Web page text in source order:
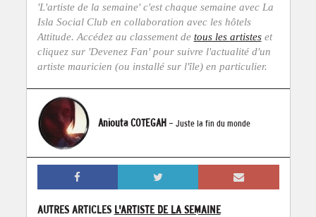
'L'artiste de la semaine' c'est chaque semaine avec La
Isla Social Club en collaboration avec les hôtels
Attitude. Accédez au classement de tous les artisteset
cliquez sur 'Devenez Fan' pour suivre l'actualité d'un
artiste mauricien (ou installé sur l'île) en particulier.
Aniouta COTEGAH - Juste la fin du monde
AUTRES ARTICLES L'ARTISTE DE LA SEMAINE